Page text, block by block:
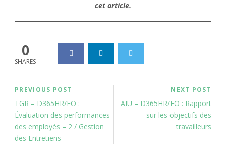
cet article.
0
SHARES
PREVIOUS POST
TGR – D365HR/FO :
Évaluation des performances
des employés – 2 / Gestion
des Entretiens
NEXT POST
AIU – D365HR/FO : Rapport
sur les objectifs des
travailleurs